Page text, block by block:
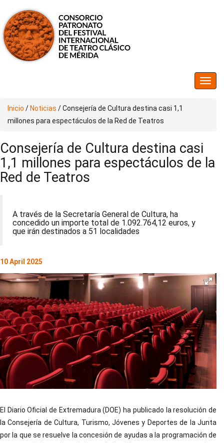
Inicio / Noticias /Consejería de Cultura destina casi 1,1
millones para espectáculos de la Red de Teatros
Consejería de Cultura destina casi
1,1 millones para espectáculos de la
Red de Teatros
A través de la Secretaría General de Cultura, ha
concedido un importe total de 1.092.764,12 euros, y
que irán destinados a 51 localidades
10 April 2025
El Diario Oficial de Extremadura (DOE) ha publicado la resolución de
la Consejería de Cultura, Turismo, Jóvenes y Deportes de la Junta
por la que se resuelve la concesión de ayudas a la programación de